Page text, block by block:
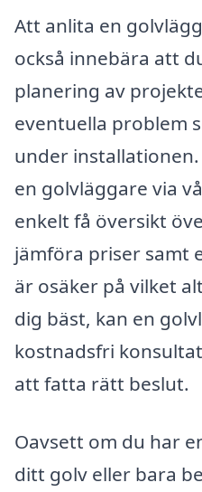
Att anlita en
också innebära att
planering av
eventuella problem
under
en golvläggare via
enkelt få översikt
jämföra priser samt
är osäker på vilket
dig bäst, kan en
kostnadsfri
att fatta rätt beslut.
Oavsett om du har
ditt golv eller bara